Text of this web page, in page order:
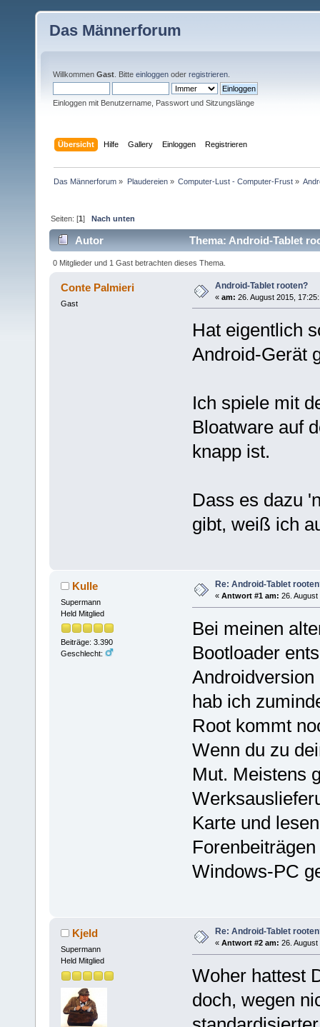
Das Männerforum
Willkommen Gast . Bitte einloggen oder registrieren
Einloggen mit Benutzername, Passwort und Sitzungslänge
Übersicht Hilfe Gallery Einloggen Registrieren
Das Männerforum » Plaudereien» Computer-Lust - Computer-Frust»
Seiten: [1]Nach unten
Autor Thema: Android-Tablet
0 Mitglieder und 1 Gast betrachten dieses Thema.
Conte Palmieri
Gast
Android-Tablet rooten?
« am: 26. August 2015,
Hat eigentlich
Android-Gerät
Ich spiele mit
Bloatware auf
knapp ist.
Dass es dazu
gibt, weiß ich
Kulle
Supermann
Held Mitglied
Beiträge: 3.390
Geschlecht:
Re: Android-Tablet
« Antwort #1 am: 26.
Bei meinen
Bootloader
hab ich
Root kommt
Wenn du zu
Mut. Meistens
Karte und
Windows-PC
Kjeld
Supermann
Held Mitglied
Re: Android-Tablet
« Antwort #2 am: 26.
Woher hattest
doch, wegen